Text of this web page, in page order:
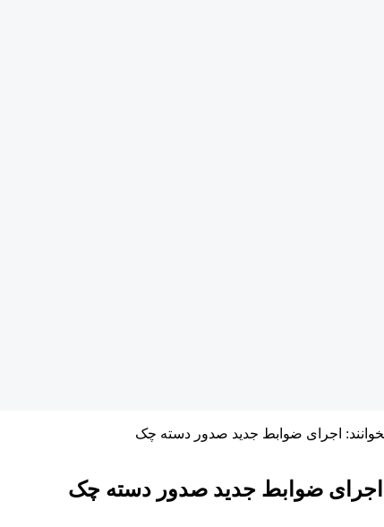
اجرای ضوابط جدید صدور دسته‌ چک
اجرای ضوابط جدید صدور دسته‌ چک